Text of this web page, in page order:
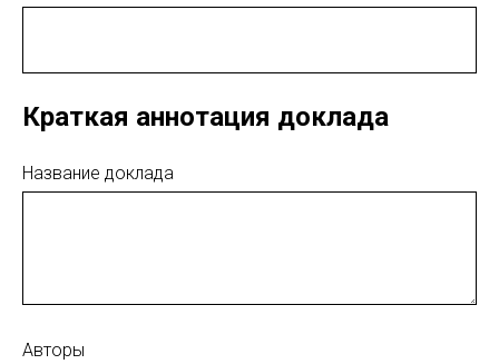
Краткая аннотация доклада
Название доклада
Авторы